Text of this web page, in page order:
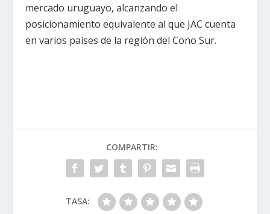
mercado uruguayo, alcanzando el
posicionamiento equivalente al que JAC cuenta
en varios países de la región del Cono Sur.
COMPARTIR:
TASA: